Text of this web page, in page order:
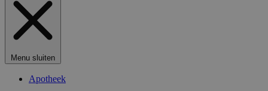
Menu sluiten
Apotheek